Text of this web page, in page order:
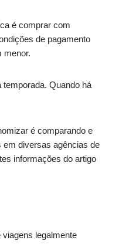
é comprar com
de pagamento
menor.
temporada. Quando há
é comparando e
em diversas agências de
informações do artigo
legalmente